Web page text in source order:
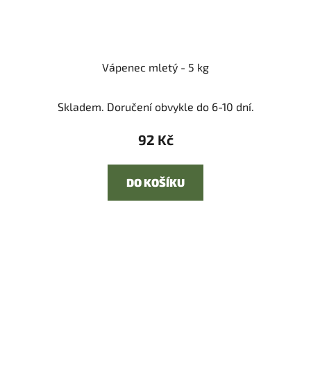
Vápenec mletý - 5 kg
Skladem. Doručení obvykle do 6-10 dní.
92 Kč
DO KOŠÍKU